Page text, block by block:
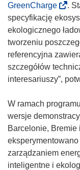
GreenCharge(
o
d
n
o
ś
n
k
o
t
w
o
r
.
specyfikację
ekologicznego
tworzeniu
referencyjna
szczegółów
interesariuszy”,
W ramach
wersje
Barcelonie,
zarządzaniem
inteligentne i